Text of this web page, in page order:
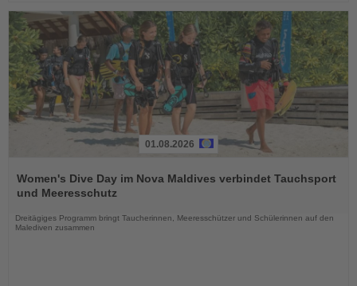
Sie
die
01.08.2026
Women's Dive Day im Nova Maldives verbindet Tauchsport
und Meeresschutz
Dreitägiges Programm bringt Taucherinnen, Meeresschützer und Schülerinnen auf den
Malediven zusammen